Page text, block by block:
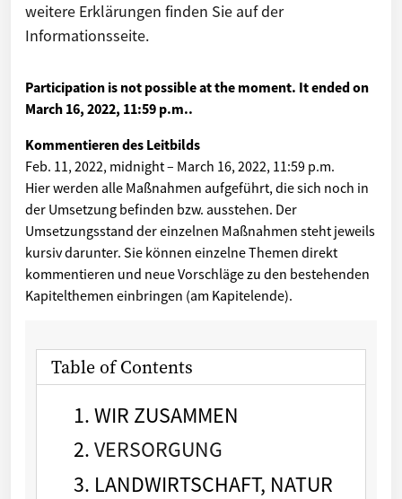
weitere Erklärungen finden Sie auf der
Informationsseite.
Participation is not possible at the moment. It ended on
March 16, 2022, 11:59 p.m..
Kommentieren des Leitbilds
Feb. 11, 2022, midnight– March 16, 2022, 11:59 p.m.
Hier werden alle Maßnahmen aufgeführt, die sich noch in
der Umsetzung befinden bzw. ausstehen. Der
Umsetzungsstand der einzelnen Maßnahmen steht jeweils
kursiv darunter. Sie können einzelne Themen direkt
kommentieren und neue Vorschläge zu den bestehenden
Kapitelthemen einbringen (am Kapitelende).
Table of Contents
WIR ZUSAMMEN
VERSORGUNG
LANDWIRTSCHAFT, NATUR